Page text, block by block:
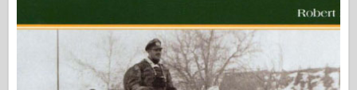
中队信号
卡车和坦克